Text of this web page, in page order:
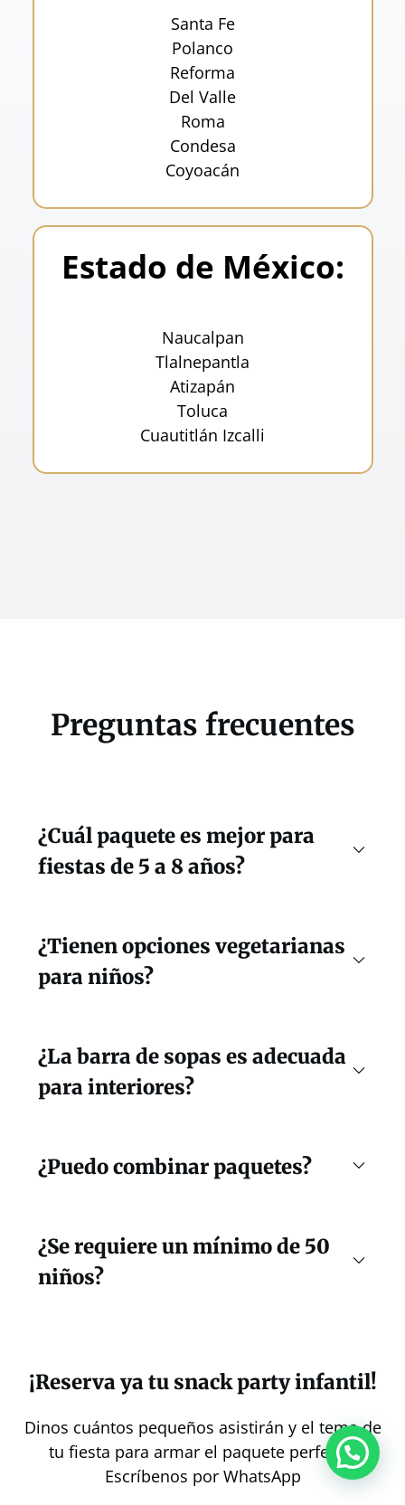
Santa Fe
Polanco
Reforma
Del Valle
Roma
Condesa
Coyoacán
Estado de México:
Naucalpan
Tlalnepantla
Atizapán
Toluca
Cuautitlán Izcalli
Preguntas frecuentes
¿Cuál paquete es mejor para
fiestas de 5 a 8 años?
¿Tienen opciones vegetarianas
para niños?
¿La barra de sopas es adecuada
para interiores?
¿Puedo combinar paquetes?
¿Se requiere un mínimo de 50
niños?
¡Reserva ya tu snack party infantil!
Dinos cuántos pequeños asistirán y el tema de
tu fiesta para armar el paquete perfecto.
Escríbenos por WhatsApp